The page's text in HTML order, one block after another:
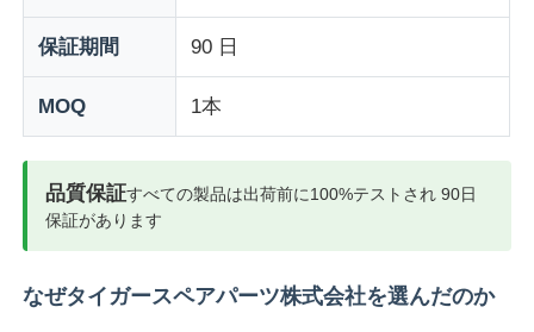
会社案内
品質管理
お問い合わせ
保証期間 90 日
MOQ 1本
品質保証すべての製品は出荷前に100%テストされ 90日
保証があります
なぜタイガースペアパーツ株式会社を選んだのか